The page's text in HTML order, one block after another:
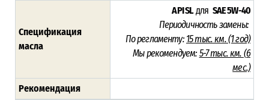
Спецификация
масла
API SL для SAE 5W-40
Периодичность замены:
По регламенту: 15 тыс. км. (1 год)
Мы рекомендуем: 5-7 тыс. км. (6
мес.)
Рекомендация